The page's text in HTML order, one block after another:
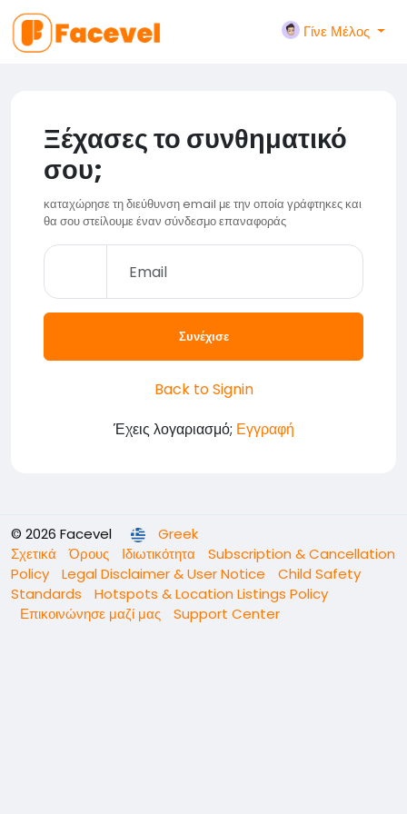
Γίνε Μέλος
Ξέχασες το συνθηματικό
σου;
καταχώρησε τη διεύθυνση email με την οποία γράφτηκες και
θα σου στείλουμε έναν σύνδεσμο επαναφοράς
Συνέχισε
Back to Signin
Έχεις λογαριασμό; Εγγραφή
© 2026 Facevel
Greek
Σχετικά
Όρους Ιδιωτικότητα
Subscription & Cancellation
Policy
Legal Disclaimer & User Notice
Child Safety
Standards
Hotspots & Location Listings Policy
Επικοινώνησε μαζί μας
Support Center